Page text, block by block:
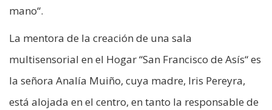
mano“.
La mentora de la creación de una sala
multisensorial en el Hogar “San Francisco de Asís“ es
la señora Analía Muiño, cuya madre, Iris Pereyra,
está alojada en el centro, en tanto la responsable de